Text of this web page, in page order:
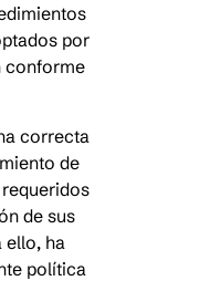
por
conforme
correcta
de
de sus
ello, ha
política